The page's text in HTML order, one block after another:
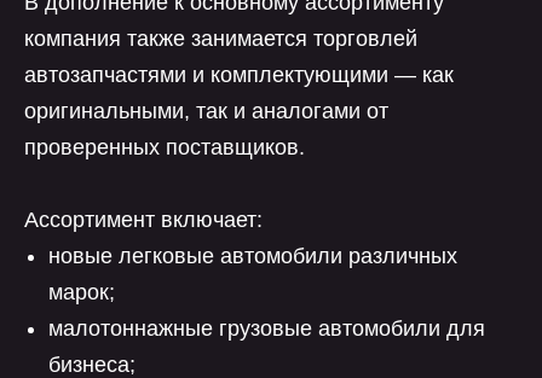
компания также занимается торговлей
автозапчастями и комплектующими — как
оригинальными, так и аналогами от
проверенных поставщиков.
Ассортимент включает:
новые легковые автомобили различных
марок;
малотоннажные грузовые автомобили для
бизнеса;